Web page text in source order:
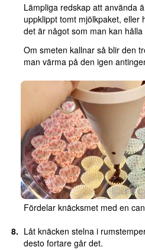
Lämpliga redskap att använda
uppklippt tomt mjölkpaket, eller
det är något som man kan
Om smeten kallnar så blir den
man värma på den igen
Fördelar knäcksmet med en
Låt knäcken stelna i
desto fortare går det.